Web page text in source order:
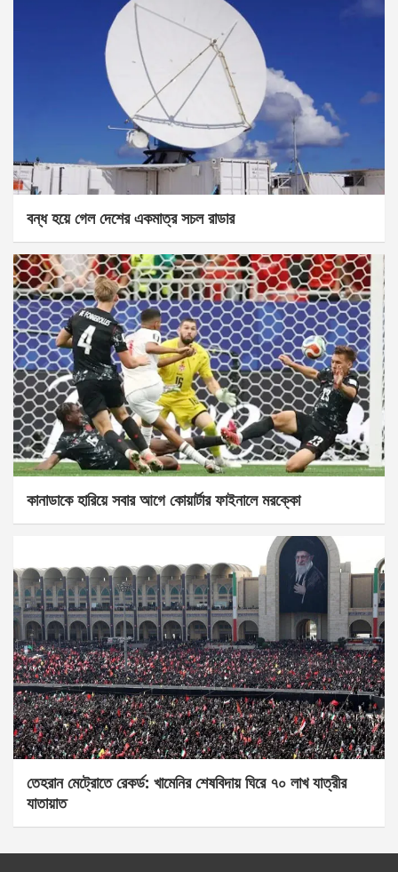
বন্ধ হয়ে গেল দেশের একমাত্র সচল রাডার
কানাডাকে হারিয়ে সবার আগে কোয়ার্টার ফাইনালে মরক্কো
তেহরান মেট্রোতে রেকর্ড: খামেনির শেষবিদায় ঘিরে ৭০ লাখ যাত্রীর
যাতায়াত